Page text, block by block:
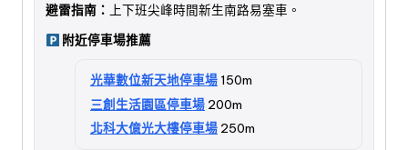
避雷指南：
上下班尖峰時間新生南路易塞車。
附近停車場推薦
光華數位新天地停車場 150m
三創生活園區停車場 200m
北科大億光大樓停車場 250m